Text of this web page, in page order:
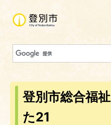
登別市総合福
た21